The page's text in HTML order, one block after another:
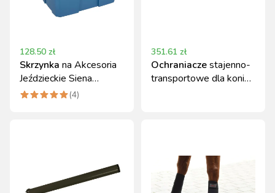
128.50 zł
Skrzynka na Akcesoria
Jeździeckie Siena
Covalliero Niebiesko-
(4)
351.61 zł
Ochraniaczestajenno-
transportowe dla konia